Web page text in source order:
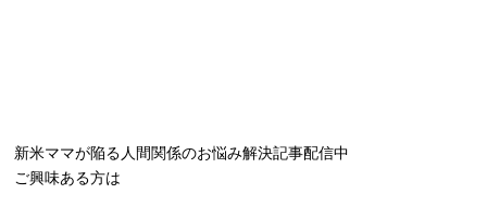
新米ママが陥る人間関係のお悩み解決記事配信中
ご興味ある方は